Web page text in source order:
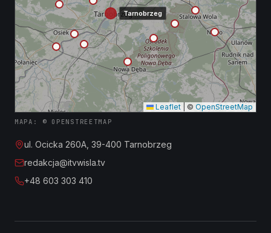
Tarnobrzeg
Leaflet © OpenStreetMap
MAPA: © OPENSTREETMAP
ul. Ocicka 260A, 39-400 Tarnobrzeg
redakcja@itvwisla.tv
+48 603 303 410